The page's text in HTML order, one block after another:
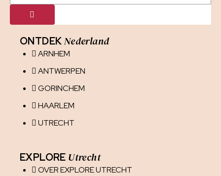
ONTDEKNederland
ARNHEM
ANTWERPEN
GORINCHEM
HAARLEM
UTRECHT
EXPLORE Utrecht
OVER EXPLORE UTRECHT